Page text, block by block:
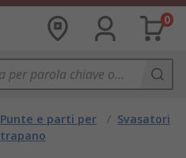
0
Punte e parti per
trapano
/ Svasatori